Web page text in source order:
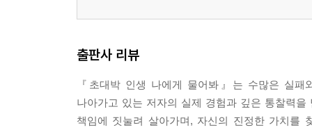
출판사 리뷰
『초대박 인생 나에게 물어봐』는 수많은 실
나아가고 있는 저자의 실제 경험과 깊은 통찰력을
책임에 짓눌려 살아가며, 자신의 진정한 가치를